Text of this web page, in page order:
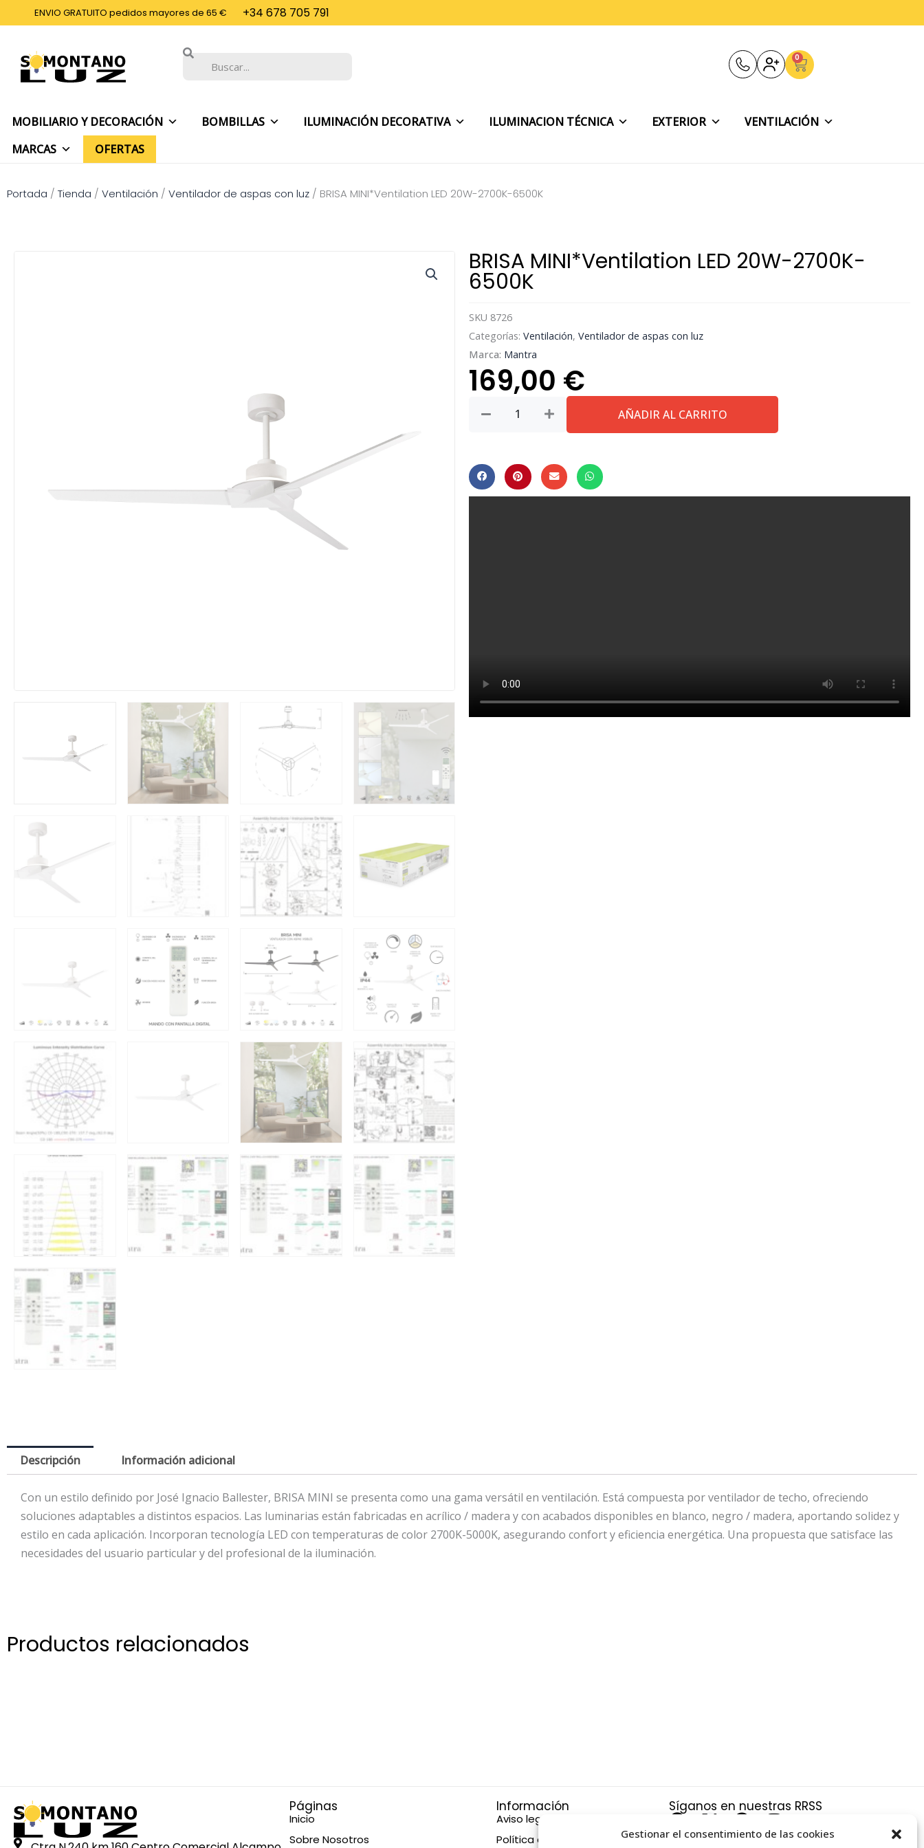
Gestionar el consentimiento de las cookies
al
ENVIO GRATUITO pedidos mayores de 65 € +34 678 705 791
Buscar 0
Carrito
MOBILIARIO Y DECORACIÓN BOMBILLAS ILUMINACIÓN DECORATIVA ILUMINACION TÉCNICA EXTERIOR
VENTILACIÓN
MARCAS
OFERTAS
Portada / Tienda / Ventilación / Ventilador de aspas con luz / BRISA MINI*Ventilation LED 20W-2700K-6500K
BRISA MINI*Ventilation LED 20W-2700K-
6500K
SKU 8726
Categorías: Ventilación, Ventilador de aspas con luz
Marca: Mantra
169,00 €
MINI*Ventilation
2700K-
6500K
AÑADIR AL CARRITO
Descripción Información adicional
Con un estilo definido por José Ignacio Ballester, BRISA MINI se presenta como una gama versátil en ventilación. Está compuesta por ventilador de techo, ofreciendo
soluciones adaptables a distintos espacios. Las luminarias están fabricadas en acrílico / madera y con acabados disponibles en blanco, negro / madera, aportando solidez y
estilo en cada aplicación. Incorporan tecnología LED con temperaturas de color 2700K-5000K, asegurando confort y eficiencia energética. Una propuesta que satisface las
necesidades del usuario particular y del profesional de la iluminación.
Productos relacionados
Páginas
Inicio
Sobre Nosotros
Información
Aviso legal
Política de privacidad
Síganos en nuestras RRSS
F
a
X
-
P
i
I
n